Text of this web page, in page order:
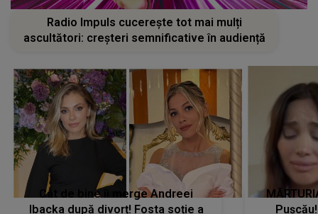
Radio Impuls cucerește tot mai mulți
ascultători: creșteri semnificative în audiență
Cât de bine îi merge Andreei
Ibacka după divorț! Fosta soție a